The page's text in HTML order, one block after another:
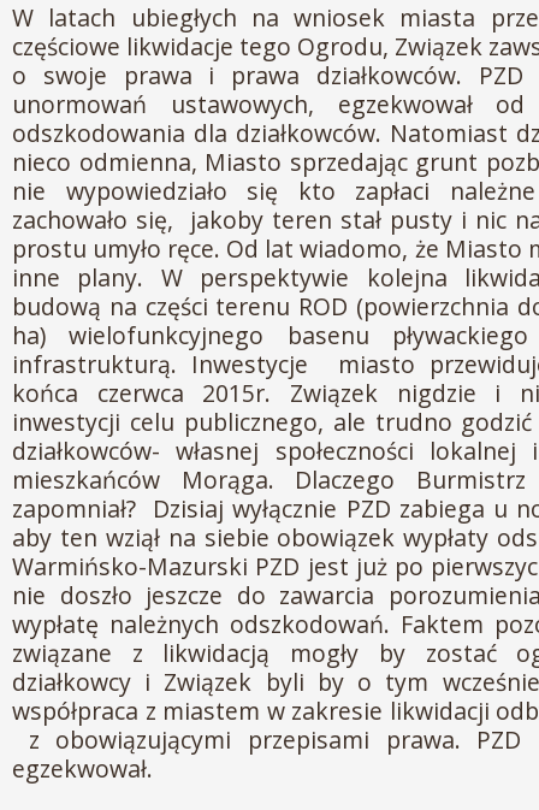
W latach ubiegłych na wniosek miasta
częściowe likwidacje tego Ogrodu, Związek
o swoje prawa i prawa działkowców.
unormowań ustawowych, egzekwował
odszkodowania dla działkowców. Natomiast
nieco odmienna, Miasto sprzedając grunt
nie wypowiedziało się kto zapłaci
zachowało się, jakoby teren stał pusty i nic
prostu umyło ręce. Od lat wiadomo, że Miasto
inne plany. W perspektywie kolejna
budową na części terenu ROD (powierzchnia
ha) wielofunkcyjnego basenu
infrastrukturą. Inwestycje miasto
końca czerwca 2015r. Związek nigdzie i
inwestycji celu publicznego, ale trudno
działkowców- własnej społeczności
mieszkańców Morąga. Dlaczego
zapomniał? Dzisiaj wyłącznie PZD zabiega u
aby ten wziął na siebie obowiązek wypłaty
Warmińsko-Mazurski PZD jest już po
nie doszło jeszcze do zawarcia
wypłatę należnych odszkodowań. Faktem
związane z likwidacją mogły by zostać
działkowcy i Związek byli by o tym
współpraca z miastem w zakresie likwidacji
z obowiązującymi przepisami prawa.
egzekwował.